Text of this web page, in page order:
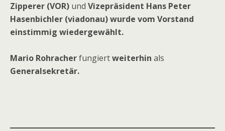
Zipperer (VOR) und Vizepräsident Hans Peter
Hasenbichler (viadonau) wurde vom Vorstand
einstimmig wiedergewählt.
Mario Rohracherfungiertweiterhin als
Generalsekretär.